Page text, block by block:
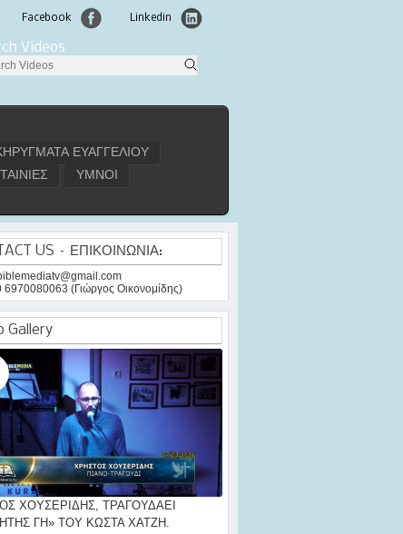
Facebook Linkedin
Videos
ΕΥΑΓΓΕΛΙΟΥ
ΤΑΙΝΙΕΣ ΥΜΝΟΙ
US – ΕΠΙΚΟΙΝΩΝΙΑ:
6970080063 (Γιώργος Οικονομίδης)
Gallery
ΧΟΥΣΕΡΙΔΗΣ, ΤΡΑΓΟΥΔΑΕΙ
ΓΗ» ΤΟΥ ΚΩΣΤΑ ΧΑΤΖΗ.